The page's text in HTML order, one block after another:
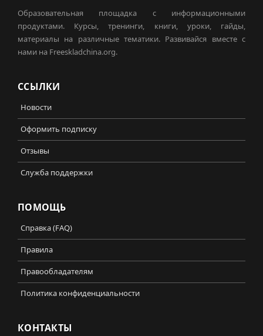
Образовательная площадка с информационными
продуктами. Курсы, тренинги, книги, уроки, гайды,
материалы на различные тематики. Развивайся вместе с
нами на Freeskladchina.org.
ССЫЛКИ
Новости
Оформить подписку
Отзывы
Служба поддержки
ПОМОЩЬ
Справка (FAQ)
Правила
Правообладателям
Политика конфиденциальности
КОНТАКТЫ